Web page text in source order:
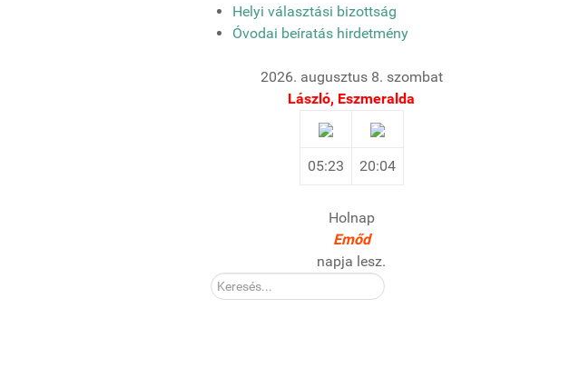
Helyi választási bizottság
Óvodai beíratás hirdetmény
2026. augusztus 8. szombat
László, Eszmeralda
05:23 20:04
Holnap
Emőd
napja lesz.
Kereső: